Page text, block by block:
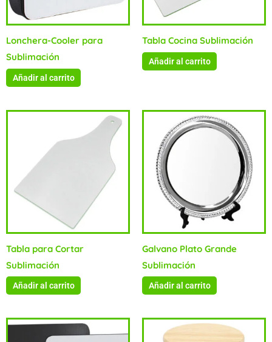
Lonchera-Cooler para
Sublimación
Añadir al carrito
Tabla Cocina Sublimación
Añadir al carrito
Tabla para Cortar
Sublimación
Añadir al carrito
Galvano Plato Grande
Sublimación
Añadir al carrito